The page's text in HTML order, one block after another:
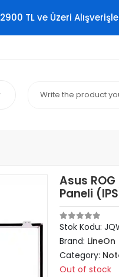
2900 TL ve Üzeri
Asus
Paneli
Stok Kodu:
Brand: LineOn
Category:
Out of stock